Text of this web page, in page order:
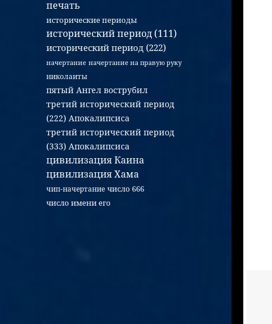
печать
исторические периоды
исторический период (111)
исторический период (222)
начертание начертание на правую руку
николаиты
пятый Ангел вострубил
третий исторический период
(222) Апокалипсиса
третий исторический период
(333) Апокалипсиса
цивилизация Каина
цивилизация Хама
чип-начертание число 666
число имени его